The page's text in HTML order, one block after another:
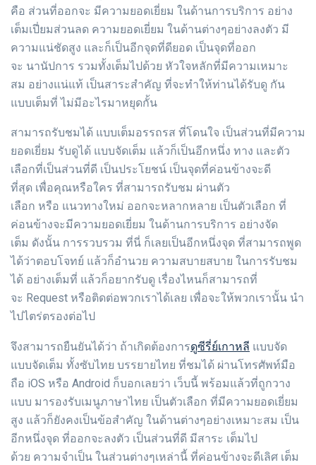
คือ ส่วนที่ออกจะ มีความยอดเยี่ยม ในด้านการบริการ อย่าง
เต็มเปี่ยมส่วนลด ความยอดเยี่ยม ในด้านต่างๆอย่างลงตัว มี
ความแน่ชัดสูง และก็เป็นอีกจุดที่ดียอด เป็นจุดที่ออก
จะ นานัปการ รวมทั้งเต็มไปด้วย หัวใจหลักที่มีความเหมาะ
สม อย่างแน่แท้ เป็นสาระสำคัญ ที่จะทำให้ท่านได้รับดู กัน
แบบเต็มที่ ไม่มีอะไรมาหยุดกั้น
สามารถรับชมได้ แบบเต็มอรรถรส ที่โดนใจ เป็นส่วนที่มีความ
ยอดเยี่ยม รับดูได้ แบบจัดเต็ม แล้วก็เป็นอีกหนึ่ง ทาง และตัว
เลือกที่เป็นส่วนที่ดี เป็นประโยชน์ เป็นจุดที่ค่อนข้างจะดี
ที่สุด เพื่อคุณหรือใคร ที่สามารถรับชม ผ่านตัว
เลือก หรือ แนวทางใหม่ ออกจะหลากหลาย เป็นตัวเลือก ที่
ค่อนข้างจะมีความยอดเยี่ยม ในด้านการบริการ อย่างจัด
เต็ม ดังนั้น การรวบรวม ที่นี่ ก็เลยเป็นอีกหนึ่งจุด ที่สามารถพูด
ได้ว่าตอบโจทย์ แล้วก็อำนวย ความสบายสบาย ในการรับชม
ได้ อย่างเต็มที่ แล้วก็อยากรับดู เรื่องไหนก็สามารถที่
จะ Request หรือติดต่อพวกเราได้เลย เพื่อจะให้พวกเรานั้น นำ
ไปไตร่ตรองต่อไป
จึงสามารถยืนยันได้ว่า ถ้าเกิดต้องการดูซีรี่ย์เกาหลี แบบจัด
แบบจัดเต็ม ทั้งซับไทย บรรยายไทย ที่ชมได้ ผ่านโทรศัพท์มือ
ถือ iOS หรือ Android ก็บอกเลยว่า เว็บนี้ พร้อมแล้วที่ถูกวาง
แบบ มารองรับเมนูภาษาไทย เป็นตัวเลือก ที่มีความยอดเยี่ยม
สูง แล้วก็ยังคงเป็นข้อสำคัญ ในด้านต่างๆอย่างเหมาะสม เป็น
อีกหนึ่งจุด ที่ออกจะลงตัว เป็นส่วนที่ดี มีสาระ เต็มไป
ด้วย ความจำเป็น ในส่วนต่างๆเหล่านี้ ที่ค่อนข้างจะดีเลิศ เต็ม